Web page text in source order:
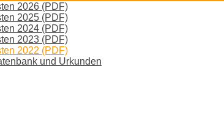
2026 (PDF)
2025 (PDF)
2024 (PDF)
2023 (PDF)
2022 (PDF)
und Urkunden